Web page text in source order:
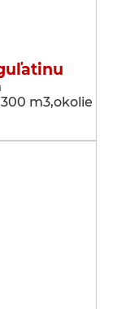
m3,okolie